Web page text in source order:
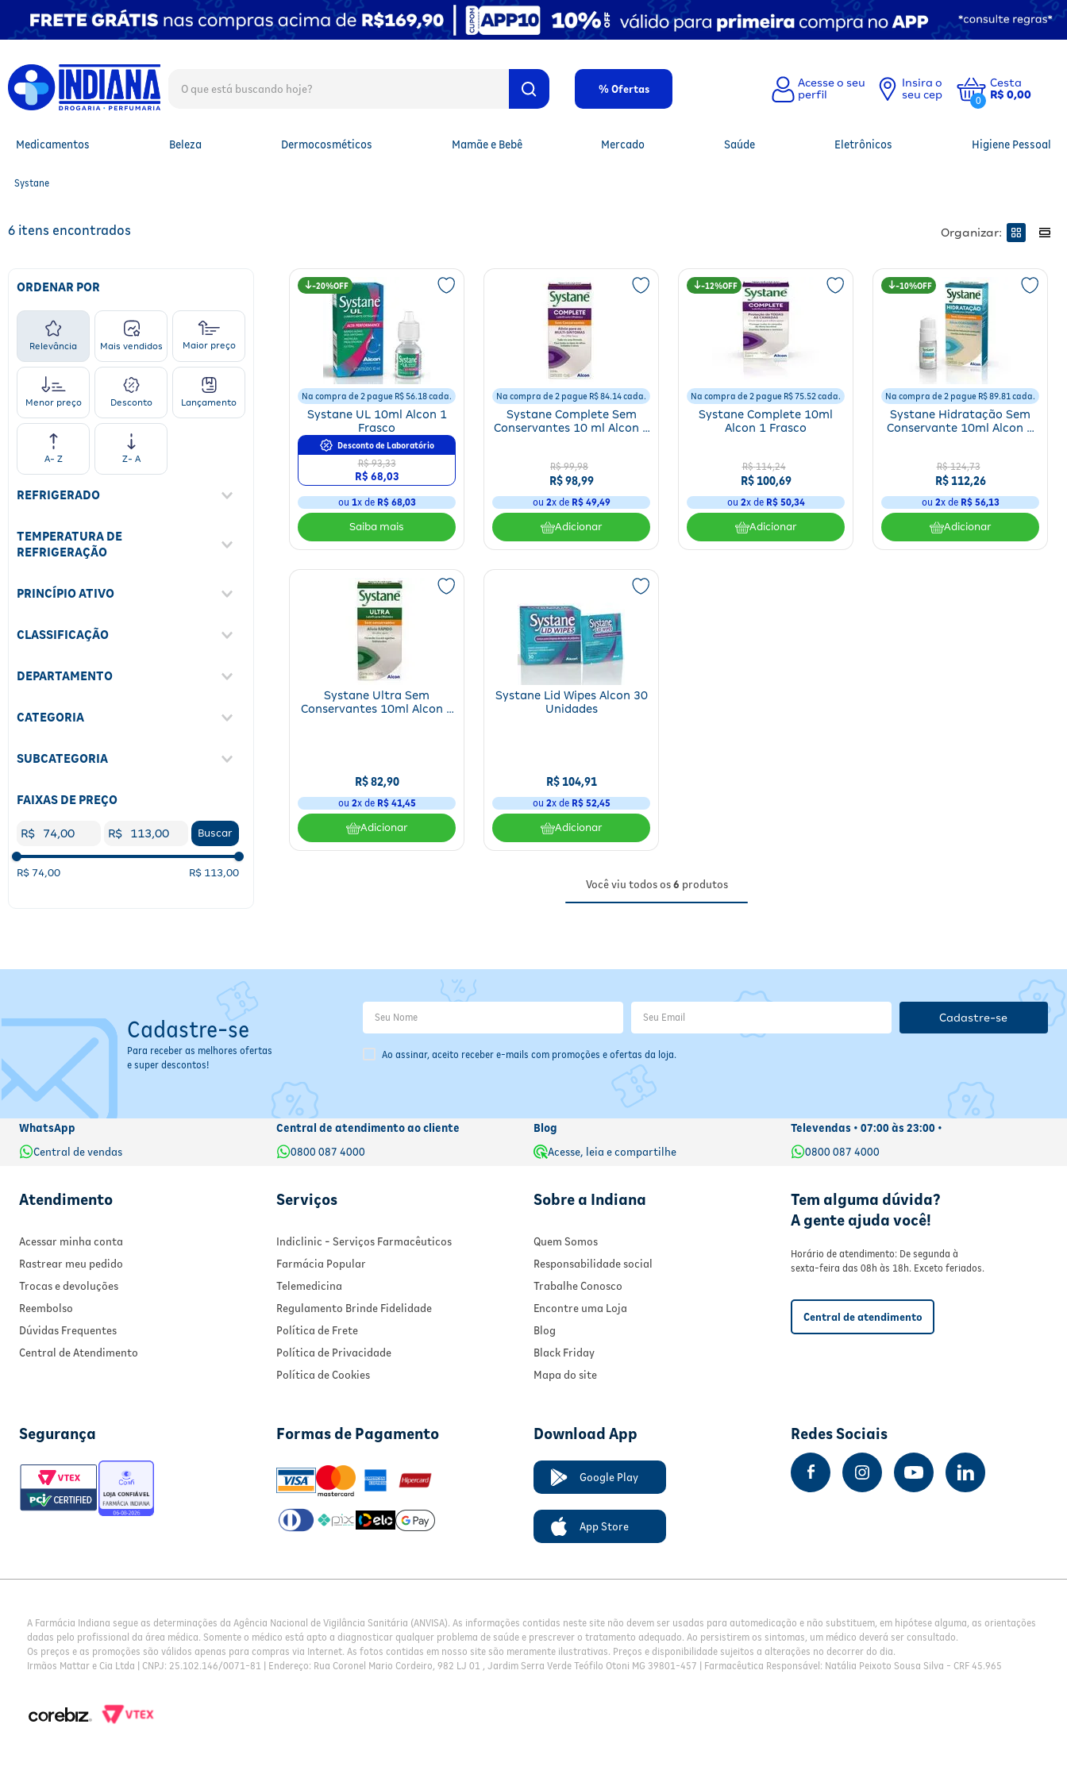
% Ofertas
Insira o
seu cep
0
Cesta
R$ 0,00
Medicamentos Beleza Dermocosméticos Mamãe e Bebê Mercado Saúde Eletrônicos Higiene Pessoal
Systane
6 Organizar:
ORDENAR POR
Relevância Mais vendidos Maior preço
Menor preço Desconto Lançamento
A- Z Z- A
CATEGORIA
CLASSIFICAÇÃO
DEPARTAMENTO
PRINCÍPIO ATIVO
REFRIGERADO
SUBCATEGORIA
TEMPERATURA DE
REFRIGERAÇÃO
FAIXAS DE PREÇO
R$ R$ Buscar
R$ 74,00 R$ 113,00
20%
Na compra de 2 pague R$ 56.18 cada.
Systane UL 10ml Alcon 1
Frasco
Desconto de Laboratório
R$ 93,33
R$ 68,03
ou 1x de R$ 68,03
Na compra de 2 pague R$ 84.14 cada.
Systane Complete Sem
Conservantes 10 ml Alcon 1
R$ 99,98
R$ 98,99
ou 2x de R$ 49,49
Adicionar
12%
Na compra de 2 pague R$ 75.52 cada.
Systane Complete 10ml
Alcon 1 Frasco
R$ 114,24
R$ 100,69
ou 2x de R$ 50,34
Adicionar
10%
Na compra de 2 pague R$ 89.81 cada.
Systane Hidratação Sem
Conservante 10ml Alcon 1
R$ 124,73
R$ 112,26
ou 2x de R$ 56,13
Adicionar
Systane Ultra Sem
Conservantes 10ml Alcon 1
R$ 82,90
ou 2x de R$ 41,45
Adicionar
Systane Lid Wipes Alcon 30
Unidades
R$ 104,91
ou 2x de R$ 52,45
Adicionar
Você viu todos os6 produtos
Cadastre-se
Para receber as melhores ofertas
e super descontos!
Ao assinar, aceito receber e-mails com promoções e ofertas da loja.
Cadastre-se
WhatsApp
Central de vendas
Central de atendimento ao cliente
0800 087 4000
Blog
Acesse, leia e compartilhe
Televendas • 07:00 às 23:00 •
0800 087 4000
Atendimento
Acessar minha conta
Rastrear meu pedido
Trocas e devoluções
Reembolso
Dúvidas Frequentes
Central de Atendimento
Serviços
Indiclinic - Serviços Farmacêuticos
Farmácia Popular
Telemedicina
Regulamento Brinde Fidelidade
Política de Frete
Política de Privacidade
Política de Cookies
Sobre a Indiana
Quem Somos
Responsabilidade social
Trabalhe Conosco
Encontre uma Loja
Blog
Black Friday
Mapa do site
Tem alguma dúvida?
A gente ajuda você!
Horário de atendimento: De segunda à
sexta-feira das 08h às 18h. Exceto feriados.
Central de atendimento
Segurança Formas de Pagamento Download App
Google Play
App Store
Redes Sociais
A Farmácia Indiana segue as determinações da Agência Nacional de Vigilância Sanitária (ANVISA). As informações contidas neste site não devem ser usadas para automedicação e não substituem, em hipótese alguma, as orientações
dadas pelo profissional da área médica. Somente o médico está apto a diagnosticar qualquer problema de saúde e prescrever o tratamento adequado. Ao persistirem os sintomas, um médico deverá ser consultado.
Os preços e as promoções são válidos apenas para compras via Internet. As fotos contidas em nosso site são meramente ilustrativas. Preços e disponibilidade sujeitos a alterações no decorrer do dia.
Irmãos Mattar e Cia Ltda | CNPJ: 25.102.146/0071-81 | Endereço: Rua Coronel Mario Cordeiro, 982 LJ 01 , Jardim Serra Verde Teófilo Otoni MG 39801-457 | Farmacêutica Responsável: Natália Peixoto Sousa Silva - CRF 45.965
TERMOS MAIS BUSCADOS
1º
fralda
lenço umedecido
7